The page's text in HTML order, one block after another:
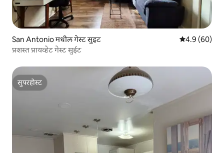
San Antonio मधील गेस्ट सुइट 5 पैकी 4.9
4.9 (60)
प्रशस्त प्रायव्हेट गेस्ट सुईट
सुपरहोस्ट
सुपरहोस्ट